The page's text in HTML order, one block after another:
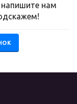
напишите нам